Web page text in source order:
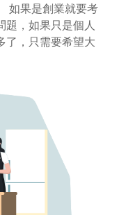
如果是創業就要考
題，如果只是個人
了，只需要希望大